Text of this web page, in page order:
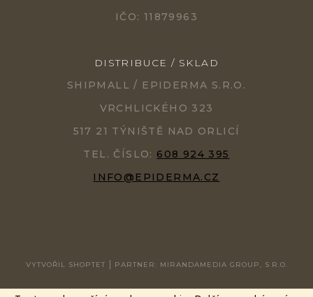
IČO: 11879963
DISTRIBUCE / SKLAD
SHIPMALL / EPIDERMA S.R.O.
VRCHLICKÉHO 323
517 21 TÝNIŠTĚ NAD ORLICÍ
TEL. ČÍSLO: 608 924 395
INFO@EPIDERMA.CZ
VYTVOŘIL SHOPTET PARTNER: MIRANDAMEDIA GROUP, S.R.O.